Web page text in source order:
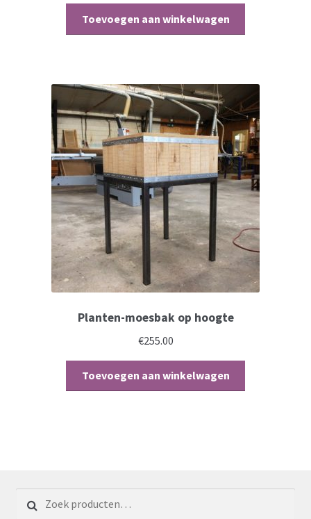
Toevoegen aan winkelwagen
Planten-moesbak op hoogte
€255.00
Toevoegen aan winkelwagen